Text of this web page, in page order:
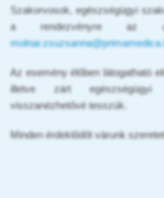
Szakorvosok, egészségügyi
a rendezvényre az
Az esemény élőben látogatható
illetve zárt
visszanézhetővé tesszük.
Minden érdeklődőt várunk